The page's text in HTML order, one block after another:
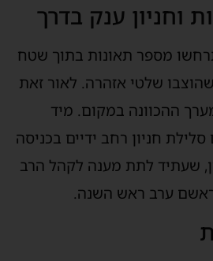
וחניון ענק בדרך
מספר תאונות בתוך שטח
שלטי אזהרה. לאור זאת
ההכוונה במקום. מיד
חניון רחב ידיים בכניסה
שעתיד לתת מענה לקהל הרב
ערב ראש השנה.